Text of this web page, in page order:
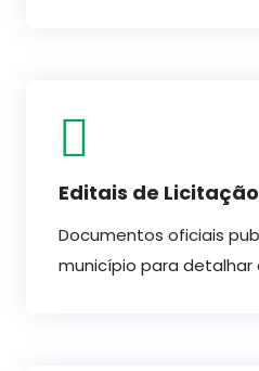
Editais de Licitação
Documentos oficiais
município para detalhar